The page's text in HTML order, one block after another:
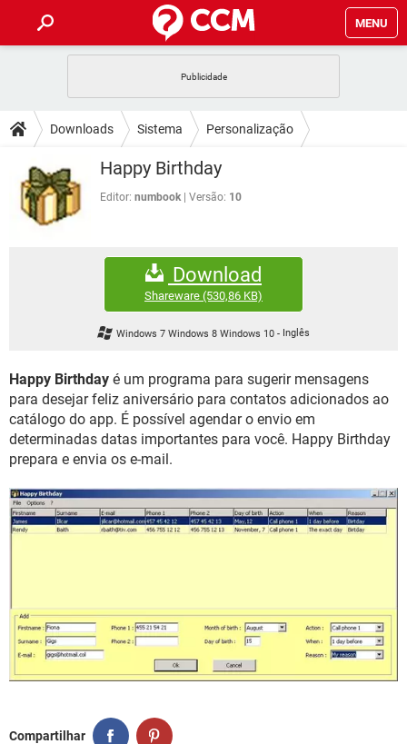
MENU
CELULAR FACEBOOK
OUTLOOK EXCEL
INSTAGRAM GMAIL
GUIA DE COMPRAS
DICAS
JOGOS
CELULAR FACEBOOK
OUTLOOK
DOWNLOADS
JOGOS WHATSAPP
CELULAR
EXCEL
GMAIL
FÓRUM
FACEBOOK
EXCEL
GMAIL
WHATSAPP
INSTAGRAM GMAIL
GUIA DE COMPRAS
Downloads Sistema Personalização
Happy Birthday
Editor: numbook Versão: 10
Download
Shareware (530,86 KB)
Windows 7 Windows 8 Windows 10 - Inglês
Happy Birthday é um programa para sugerir mensagens
para desejar feliz aniversário para contatos adicionados ao
catálogo do app. É possível agendar o envio em
determinadas datas importantes para você. Happy Birthday
prepara e envia os e-mail.
Compartilhar